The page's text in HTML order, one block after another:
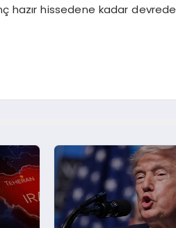
hazır hissedene kadar devrede